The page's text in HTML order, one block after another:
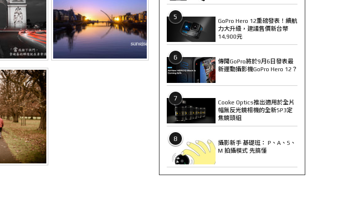
5
GoPro Hero 12重磅發表！續航
力大升級，建議售價新台幣
14,900元
6
傳聞GoPro將於9月6日發表最
新運動攝影機GoPro Hero 12？
7
Cooke Optics推出適用於全片
幅無反光鏡相機的全新SP3定
焦鏡頭組
8
攝影新手 基礎班： P、A、S、
M 拍攝模式 先搞懂